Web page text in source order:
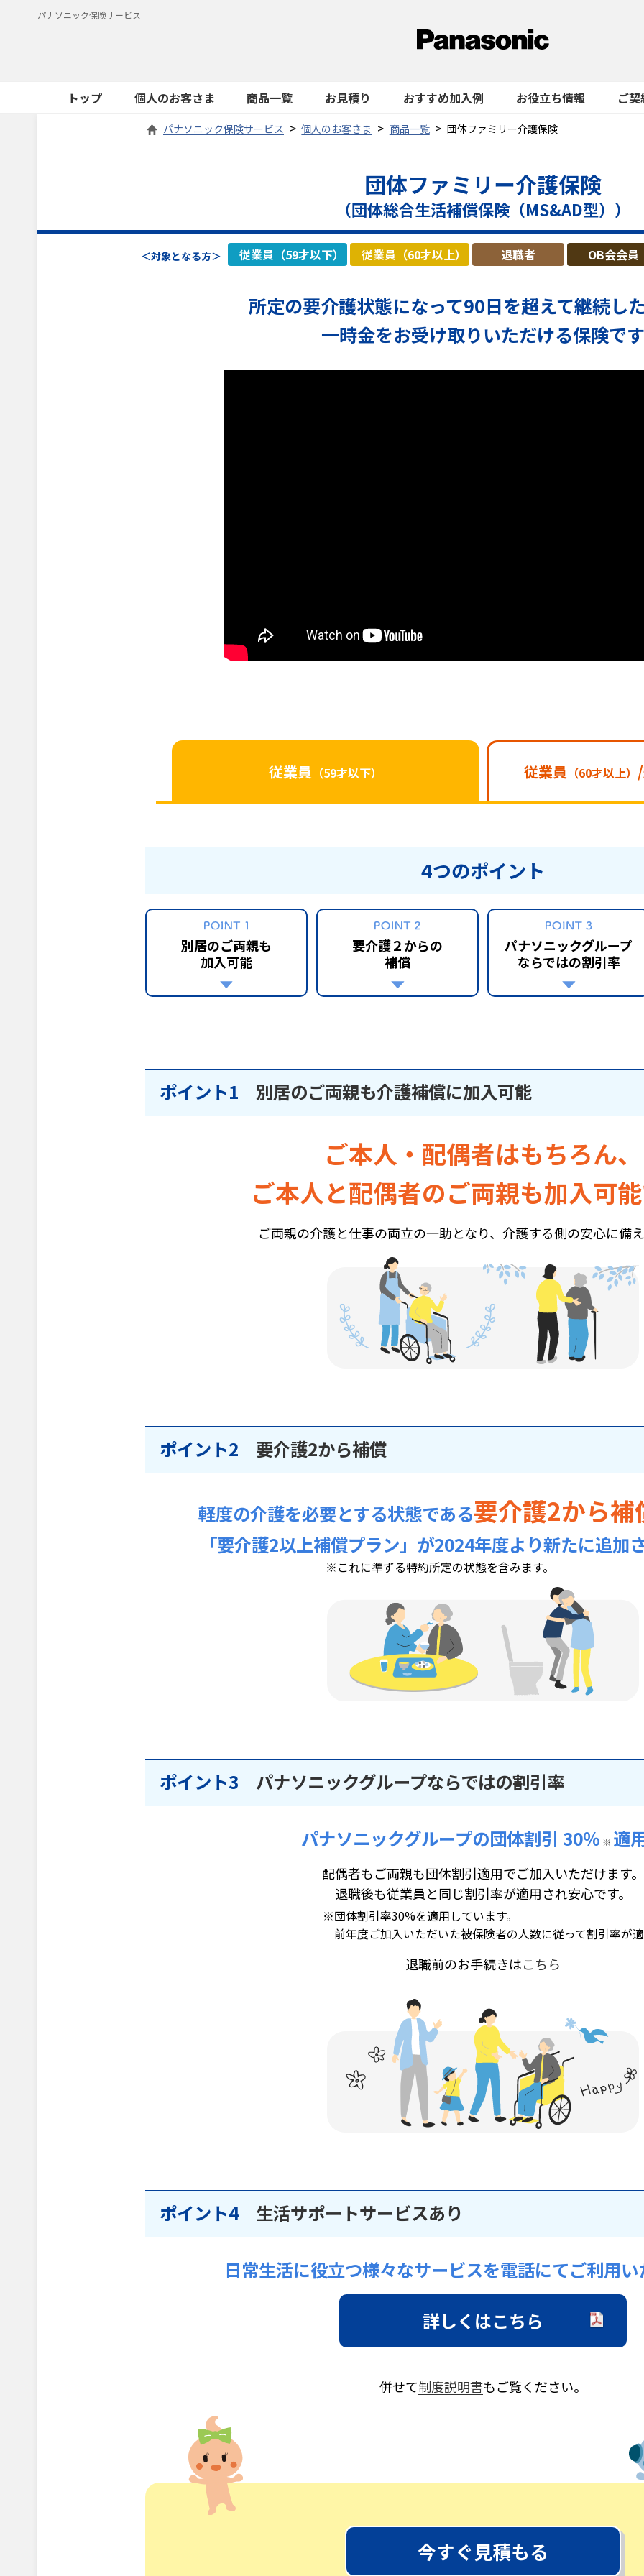
パナソニック保険サービス
トップ 個人のお客さま 商品一覧 お見積り おすすめ加入例 お役立ち情報 ご
パナソニック保険サービス 個人のお客さま 商品一覧 団体ファミリー介護保険
団体ファミリー介護保険
（団体総合生活補償保険（MS&AD型））
＜対象となる方＞ 従業員（59才以下） 従業員（60才以上） 退職者 OB会会員
所定の要介護状態になって90日を超えて継続し
一時金をお受け取りいただける保険です
従業員 （59才以下） 従業員 （60才以上）
4つのポイント
別居のご両親も
加入可能
要介護２からの
補償
パナソニックグループ
ならではの割引率
ポイント1 別居のご両親も介護補償に加入可能
ご本人・配偶者はもちろん、
ご本人と配偶者のご両親も加入可
ご両親の介護と仕事の両立の一助となり、介護する側の安心に備
ポイント2 要介護2から補償
軽度の介護を必要とする状態である要介護2から
「要介護2以上補償プラン」が2024年度より新たに追加
※これに準ずる特約所定の状態を含みます。
ポイント3 パナソニックグループならではの割引率
パナソニックグループの団体割引 30％ ※ 適
配偶者もご両親も団体割引適用でご加入いただけます。
退職後も従業員と同じ割引率が適用され安心です。
※団体割引率30%を適用しています。
前年度ご加入いただいた被保険者の人数に従って割引率が
退職前のお手続きはこちら
ポイント4 生活サポートサービスあり
日常生活に役立つ様々なサービスを電話にてご利用
詳しくはこちら
併せて制度説明書もご覧ください。
今すぐ見積もる